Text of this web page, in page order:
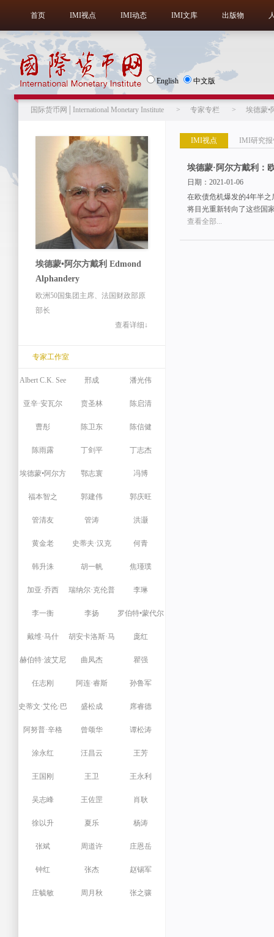
首页 IMI视点 IMI动态 IMI文库 出版物
English 中文版
国际货币网│International Monetary Institute > 专家专栏 > 埃德蒙•
埃德蒙•阿尔方戴利 Edmond
Alphandery
欧洲50国集团主席、法国财政部原
部长
查看详细↓
专家工作室
Albert C.K. See 邢成 潘光伟
亚辛·安瓦尔 贲圣林 陈启清
曹彤 陈卫东 陈信健
陈雨露 丁剑平 丁志杰
埃德蒙•阿尔方
戴利
鄂志寰 冯博
福本智之 郭建伟 郭庆旺
管清友 管涛 洪灏
黄金老 史蒂夫·汉克 何青
韩升洙 胡一帆 焦瑾璞
加亚·乔西 瑞纳尔·克伦普 李琳
李一衡 李扬 罗伯特•蒙代尔
戴维·马什 胡安卡洛斯·马
丁内斯奥利瓦
庞红
赫伯特·波艾尼
什
曲凤杰 瞿强
任志刚 阿连·睿斯 孙鲁军
史蒂文·艾伦·巴
奈特
盛松成 席睿德
阿努普·辛格 曾颂华 谭松涛
涂永红 汪昌云 王芳
王国刚 王卫 王永利
吴志峰 王佐罡 肖耿
徐以升 夏乐 杨涛
张斌 周道许 庄恩岳
钟红 张杰 赵锡军
庄毓敏 周月秋 张之骧
IMI视点 IMI研究
埃德蒙·阿尔方戴利：
日期：2021-01-06
在欧债危机爆发的4年半
将目光重新转向了这些国
查看全部...